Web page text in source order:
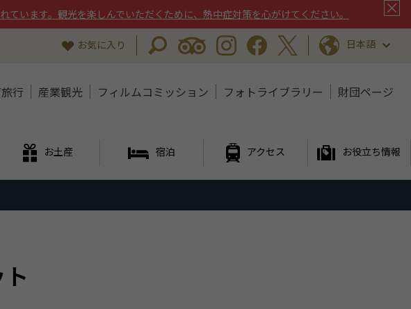
います。観光を楽しんでいただくために、熱中症対策を心がけてください。
お気に入り 日本語
行 産業観光 フィルムコミッション フォトライブラリー 財団ページ
お土産 宿泊 アクセス お役立ち情報